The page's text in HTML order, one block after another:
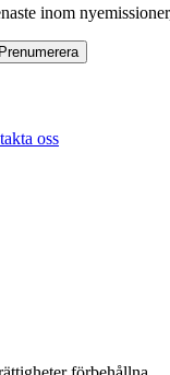
inom
Prenumerera
oss